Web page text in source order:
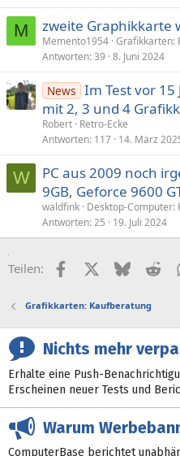
M zweite Graphikkarte
Memento1954 Grafikkarten:
Antworten 39 8. Juni 2024
News Im Test vor 15
mit 2, 3 und 4
Robert Retro-Ecke
Antworten 117 14. März
W
PC aus 2009 noch
9GB, Geforce 9600
waldfink Desktop-Computer:
Antworten 25 19. Juli 2024
Teilen: FacebookX (Twitter)
Bluesky
Grafikkarten: Kaufberatung
Nichts mehr
Erhalte eine Push-
Erscheinen neuer Tests und
Warum
ComputerBase berichtet